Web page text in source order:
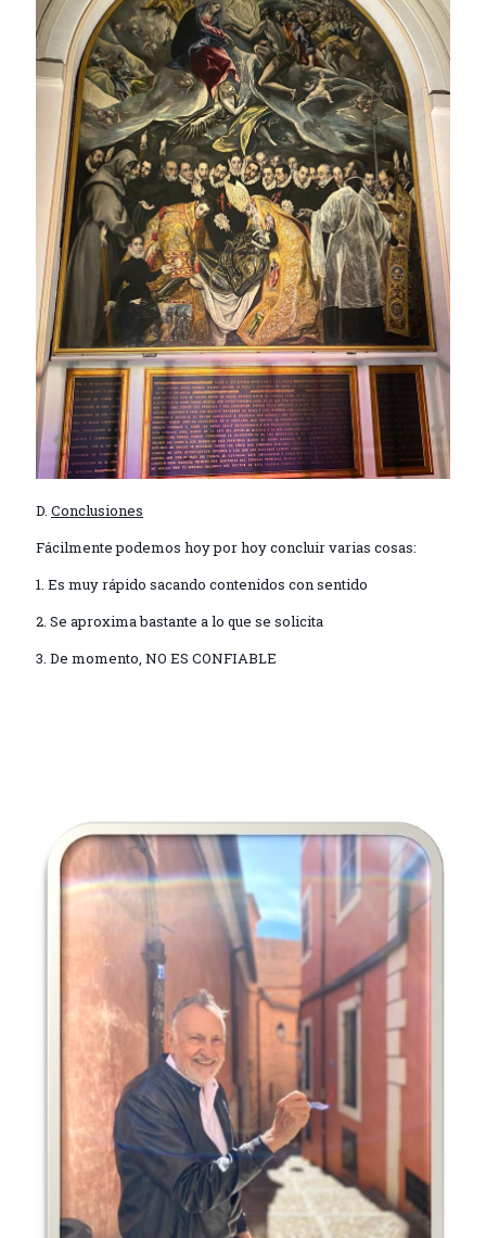
D. Conclusiones
Fácilmente podemos hoy por hoy concluir varias cosas:
1. Es muy rápido sacando contenidos con sentido
2. Se aproxima bastante a lo que se solicita
3. De momento, NO ES CONFIABLE